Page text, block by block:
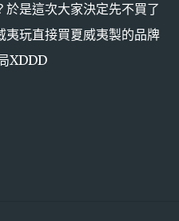
是這次大家決定先不買了
夷玩直接買夏威夷製的品牌
XDDD